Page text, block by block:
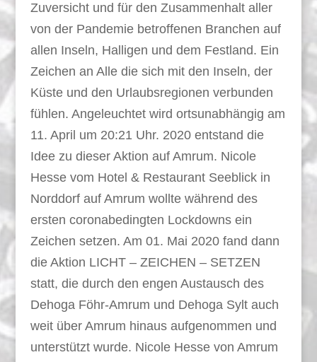
Zuversicht und für den Zusammenhalt aller
von der Pandemie betroffenen Branchen auf
allen Inseln, Halligen und dem Festland. Ein
Zeichen an Alle die sich mit den Inseln, der
Küste und den Urlaubsregionen verbunden
fühlen. Angeleuchtet wird ortsunabhängig am
11. April um 20:21 Uhr. 2020 entstand die
Idee zu dieser Aktion auf Amrum. Nicole
Hesse vom Hotel & Restaurant Seeblick in
Norddorf auf Amrum wollte während des
ersten coronabedingten Lockdowns ein
Zeichen setzen. Am 01. Mai 2020 fand dann
die Aktion LICHT – ZEICHEN – SETZEN
statt, die durch den engen Austausch des
Dehoga Föhr-Amrum und Dehoga Sylt auch
weit über Amrum hinaus aufgenommen und
unterstützt wurde. Nicole Hesse von Amrum